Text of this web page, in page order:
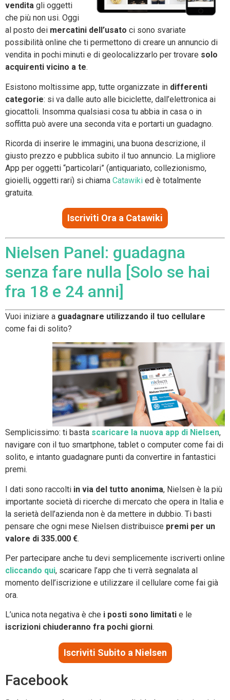
vendita gli oggetti
che più non usi. Oggi
al posto dei mercatini dell’usato ci sono svariate
possibilità online che ti permettono di creare un annuncio di
vendita in pochi minuti e di geolocalizzarlo per trovare solo
acquirenti vicino a te.
Esistono moltissime app, tutte organizzate in differenti
categorie: si va dalle auto alle biciclette, dall’elettronica ai
giocattoli. Insomma qualsiasi cosa tu abbia in casa o in
soffitta può avere una seconda vita e portarti un guadagno.
Ricorda di inserire le immagini, una buona descrizione, il
giusto prezzo e pubblica subito il tuo annuncio. La migliore
App per oggetti “particolari” (antiquariato, collezionismo,
gioielli, oggetti rari) si chiama Catawiki ed è totalmente
gratuita.
Iscriviti Ora a Catawiki
Nielsen Panel: guadagna
senza fare nulla [Solo se hai
fra 18 e 24 anni]
Vuoi iniziare a guadagnare utilizzando il tuo cellulare
come fai di solito?
Semplicissimo: ti basta scaricare la nuova app di Nielsen,
navigare con il tuo smartphone, tablet o computer come fai di
solito, e intanto guadagnare punti da convertire in fantastici
premi.
I dati sono raccolti in via del tutto anonima, Nielsen è la più
importante società di ricerche di mercato che opera in Italia e
la serietà dell’azienda non è da mettere in dubbio. Ti basti
pensare che ogni mese Nielsen distribuisce premi per un
valore di 335.000 €.
Per partecipare anche tu devi semplicemente iscriverti online
cliccando qui, scaricare l’app che ti verrà segnalata al
momento dell’iscrizione e utilizzare il cellulare come fai già
ora.
L’unica nota negativa è che i posti sono limitati e le
iscrizioni chiuderanno fra pochi giorni.
Iscriviti Subito a Nielsen
Facebook